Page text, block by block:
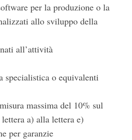
per la produzione o la
allo sviluppo della
all’attività
specialistica o equivalenti
massima del 10% sul
a) alla lettera e)
per garanzie